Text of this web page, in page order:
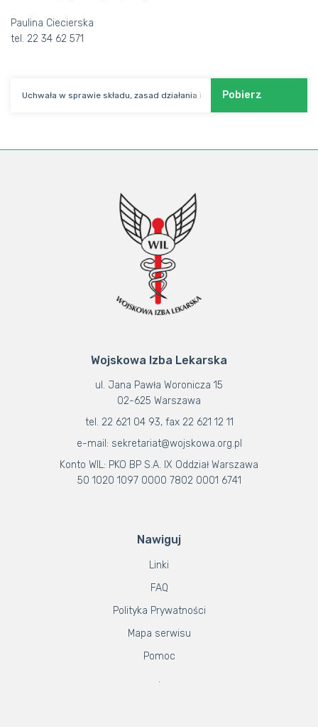
Paulina Ciecierska
tel. 22 34 62 571
Uchwała w sprawie składu, zasad działania i zadań Komisji wraz z
Pobierz
Wojskowa Izba Lekarska
ul. Jana Pawła Woronicza 15
02-625 Warszawa
tel. 22 621 04 93, fax 22 621 12 11
e-mail: sekretariat@wojskowa.org.pl
Konto WIL: PKO BP S.A. IX Oddział Warszawa
50 1020 1097 0000 7802 0001 6741
Nawiguj
Linki
FAQ
Polityka Prywatności
Mapa serwisu
Pomoc
.